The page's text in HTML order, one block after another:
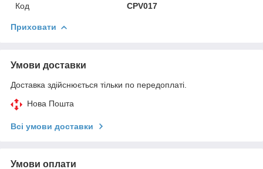
Код
CPV017
Приховати
Умови доставки
Доставка здійснюється тільки по передоплаті.
Нова Пошта
Всі умови доставки
Умови оплати